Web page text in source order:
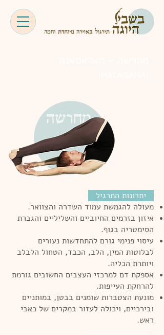
יתרונות התרגיל
מעולה להגמשת עמוד השדרה והצוואר.
איזון בזרמים החיוביים והשליליים והגברת
הסימטריה בגוף.
עיסוי פנימי גורם להתחדשות נעורים
לבלוטות המין, הלב, הכבד, הטחול הלבלב
ויותרת הכליה.
אספקת דם למרכזי העצבים החשובים גורמת
להרחקת העייפות.
מונעת הצטברות שומנים בבטן, במותניים
ובירכיים, ויכולה לעזור במקרים של כאבי
ראש.